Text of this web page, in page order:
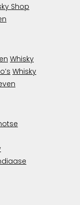
Shop
Whisky
Whisky